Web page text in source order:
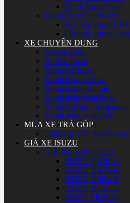
Xe tải Isuzu 16 tấn
XE ĐẦU KÉO ISUZU
Đầu kéo Isuzu EXR
Đầu kéo Isuzu GVR
XE CHUYÊN DỤNG
Xe ben Isuzu
Xe bồn Isuzu
Xe ép rác Isuzu
Xe tải Isuzu chở xe
Xe tải Isuzu gắn cẩu
Xe tải đông lạnh Isuzu
Xe tải chở gia cầm gia súc
Xe tải Isuzu loại khác
MUA XE TRẢ GÓP
Công Cụ Tính Khoản Vay
GIÁ XE ISUZU
GIÁ XE TẢI ISUZU
ISUZU QKR230
ISUZU QKR210
ISUZU NPR400
ISUZU NQR550
ISUZU FRR650